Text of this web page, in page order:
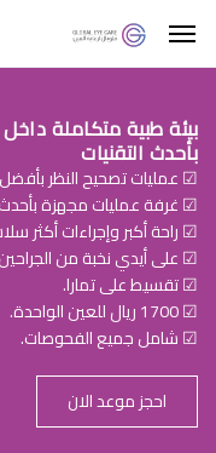
بيئة طبية متكاملة
بأحدث التقنيات
☑ عمليات تصحيح النظر
☑ غرفة عمليات مجهزة بأحدث
☑ راحة أكبر وإجراءات أكثر
☑ على أيدي نخبة من
☑ تقسيط على تمارا.
☑ 1700 ريال للعين الواحدة.
☑ شامل جميع الفحوصات.
احجز موعد الان